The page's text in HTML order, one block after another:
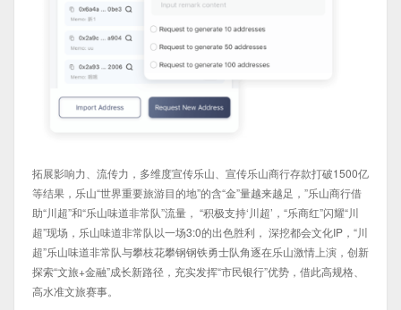
拓展影响力、流传力，多维度宣传乐山、宣传乐山商行存款打破1500亿
等结果，乐山“世界重要旅游目的地”的含“金”量越来越足，”乐山商行借
助“川超”和“乐山味道非常队”流量， “积极支持‘川超’，“乐商红”闪耀“川
超”现场，乐山味道非常队以一场3:0的出色胜利， 深挖都会文化IP，“川
超”乐山味道非常队与攀枝花攀钢钢铁勇士队角逐在乐山激情上演，创新
探索“文旅+金融”成长新路径，充实发挥“市民银行”优势，借此高规格、
高水准文旅赛事。